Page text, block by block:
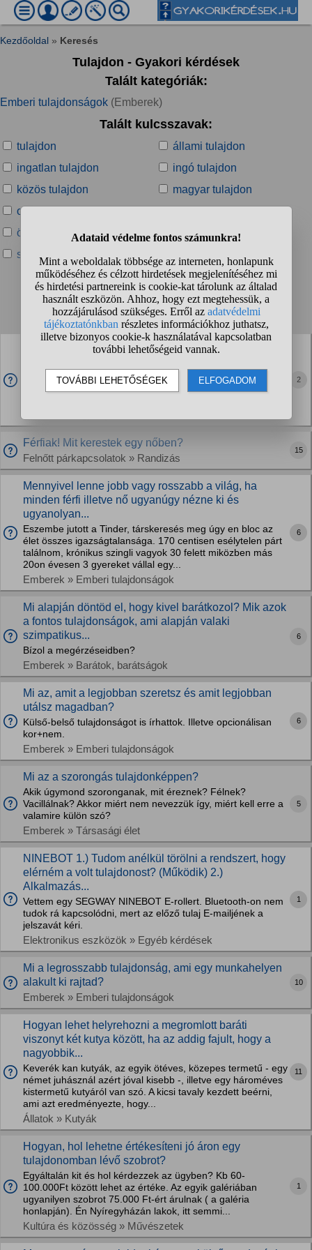
Kezdőoldal » Keresés
Tulajdon - Gyakori kérdések
Talált kategóriák:
Emberi tulajdonságok (Emberek)
Talált kulcsszavak:
tulajdon
állami tulajdon
ingatlan tulajdon
ingó tulajdon
közös tulajdon
magyar tulajdon
osztatlan közös tulajdon
önkormányzati tulajdon
saját tulajdon
szellemi tulajdon
Talált kérdések:
1 2 3 4 ... ❯ ❯❯
A miniszterelnök elégedetlen az elvileg állami
tulajdonban lévő Mandiner működésével. Mi fog most
történni?
2
Férfiak! Mit kerestek egy nőben?
Felnőtt párkapcsolatok » Randizás
15
Mennyivel lenne jobb vagy rosszabb a világ, ha
minden férfi illetve nő ugyanúgy nézne ki és
ugyanolyan...
Eszembe jutott a Tinder, társkeresés meg úgy en bloc az
élet összes igazságtalansága. 170 centisen esélytelen párt
találnom, krónikus szingli vagyok 30 felett miközben más
20on évesen 3 gyereket vállal egy...
Emberek » Emberi tulajdonságok
6
Mi alapján döntöd el, hogy kivel barátkozol? Mik azok
a fontos tulajdonságok, ami alapján valaki
szimpatikus...
Bízol a megérzéseidben?
Emberek » Barátok, barátságok
6
Mi az, amit a legjobban szeretsz és amit legjobban
utálsz magadban?
Külső-belső tulajdonságot is írhattok. Illetve opcionálisan
kor+nem.
Emberek » Emberi tulajdonságok
6
Mi az a szorongás tulajdonképpen?
Akik úgymond szoronganak, mit éreznek? Félnek?
Vacillálnak? Akkor miért nem nevezzük így, miért kell erre a
valamire külön szó?
Emberek » Társasági élet
5
NINEBOT 1.) Tudom anélkül törölni a rendszert, hogy
elérném a volt tulajdonost? (Működik) 2.)
Alkalmazás...
Vettem egy SEGWAY NINEBOT E-rollert. Bluetooth-on nem
tudok rá kapcsolódni, mert az előző tulaj E-mailjének a
jelszavát kéri.
Elektronikus eszközök » Egyéb kérdések
1
Mi a legrosszabb tulajdonság, ami egy munkahelyen
alakult ki rajtad?
Emberek » Emberi tulajdonságok
10
Hogyan lehet helyrehozni a megromlott baráti
viszonyt két kutya között, ha az addig fajult, hogy a
nagyobbik...
Keverék kan kutyák, az egyik ötéves, közepes termetű - egy
német juhásznál azért jóval kisebb -, illetve egy hároméves
kistermetű kutyáról van szó. A kicsi tavaly kezdett beérni,
ami azt eredményezte, hogy...
Állatok » Kutyák
11
Hogyan, hol lehetne értékesíteni jó áron egy
tulajdonomban lévő szobrot?
Egyáltalán kit és hol kérdezzek az ügyben? Kb 60-
100.000Ft között lehet az értéke. Az egyik galériában
ugyanilyen szobrot 75.000 Ft-ért árulnak ( a galéria
honlapján). Én Nyíregyházán lakok, itt semmi...
Kultúra és közösség » Művészetek
1